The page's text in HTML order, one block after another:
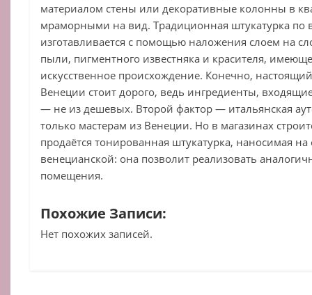
материалом стены или декоративные колонны в
мраморными на вид. Традиционная штукатурка по
изготавливается с помощью наложения слоем на
пыли, пигментного известняка и красителя,
искусственное происхождение. Конечно,
Венеции стоит дорого, ведь ингредиенты,
— не из дешевых. Второй фактор — итальянская
только мастерам из Венеции. Но в магазинах
продаётся тонированная штукатурка, наносимая
венецианской: она позволит реализовать
помещения.
Похожие Записи:
Нет похожих записей.